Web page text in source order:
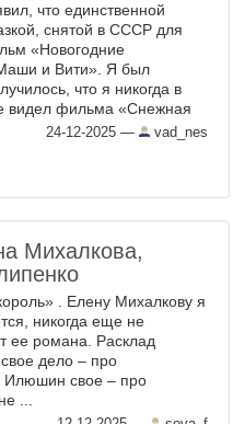
что единственной
снятой в СССР для
«Новогодние
и Вити». Я был
что я никогда в
видел фильма «Снежная
режиссерским дуэтом
и Алексея Сахарова ...
24-12-2025 — vad_nes
Михалкова,
. Елену Михалкову я
никогда еще не
ее романа. Расклад
дело – про
Илюшин свое – про
...